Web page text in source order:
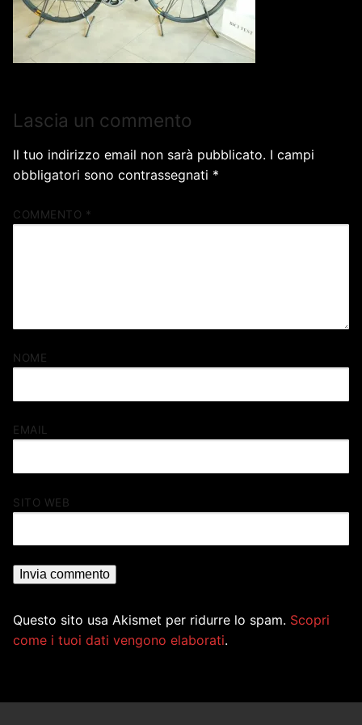
Lascia un commento
Il tuo indirizzo email non sarà pubblicato. I campi
obbligatori sono contrassegnati *
COMMENTO *
NOME
EMAIL
SITO WEB
Questo sito usa Akismet per ridurre lo spam. Scopri
come i tuoi dati vengono elaborati.